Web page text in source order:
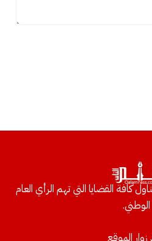
كافة القضايا التي تهم الرأي العام
الوطني.
الموقع